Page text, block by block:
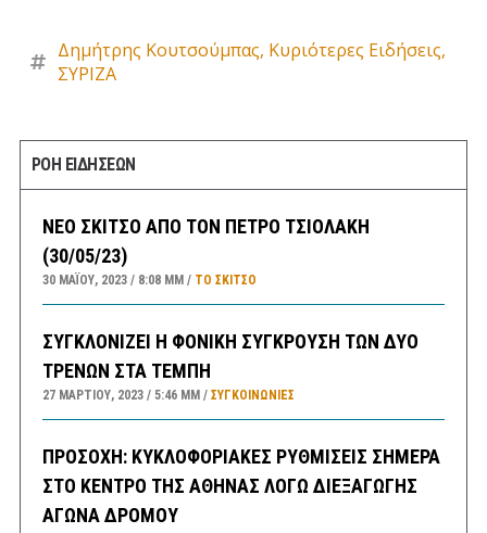
Δημήτρης Κουτσούμπας, Κυριότερες Ειδήσεις,
ΣΥΡΙΖΑ
ΡΟΗ ΕΙΔΗΣΕΩΝ
ΝΕΟ ΣΚΙΤΣΟ ΑΠΟ ΤΟΝ ΠΕΤΡΟ ΤΣΙΟΛΑΚΗ
(30/05/23)
30 ΜΑΪ́ΟΥ, 2023 8:08 ΜΜ ΤΟ ΣΚΊΤΣΟ
ΣΥΓΚΛΟΝΙΖΕΙ Η ΦΟΝΙΚΗ ΣΥΓΚΡΟΥΣΗ ΤΩΝ ΔΥΟ
ΤΡΕΝΩΝ ΣΤΑ ΤΕΜΠΗ
27 ΜΑΡΤΊΟΥ, 2023 5:46 ΜΜ ΣΥΓΚΟΙΝΩΝΊΕΣ
ΠΡΟΣΟΧΗ: ΚΥΚΛΟΦΟΡΙΑΚΕΣ ΡΥΘΜΙΣΕΙΣ ΣΗΜΕΡΑ
ΣΤΟ ΚΕΝΤΡΟ ΤΗΣ ΑΘΗΝΑΣ ΛΟΓΩ ΔΙΕΞΑΓΩΓΗΣ
ΑΓΩΝΑ ΔΡΟΜΟΥ